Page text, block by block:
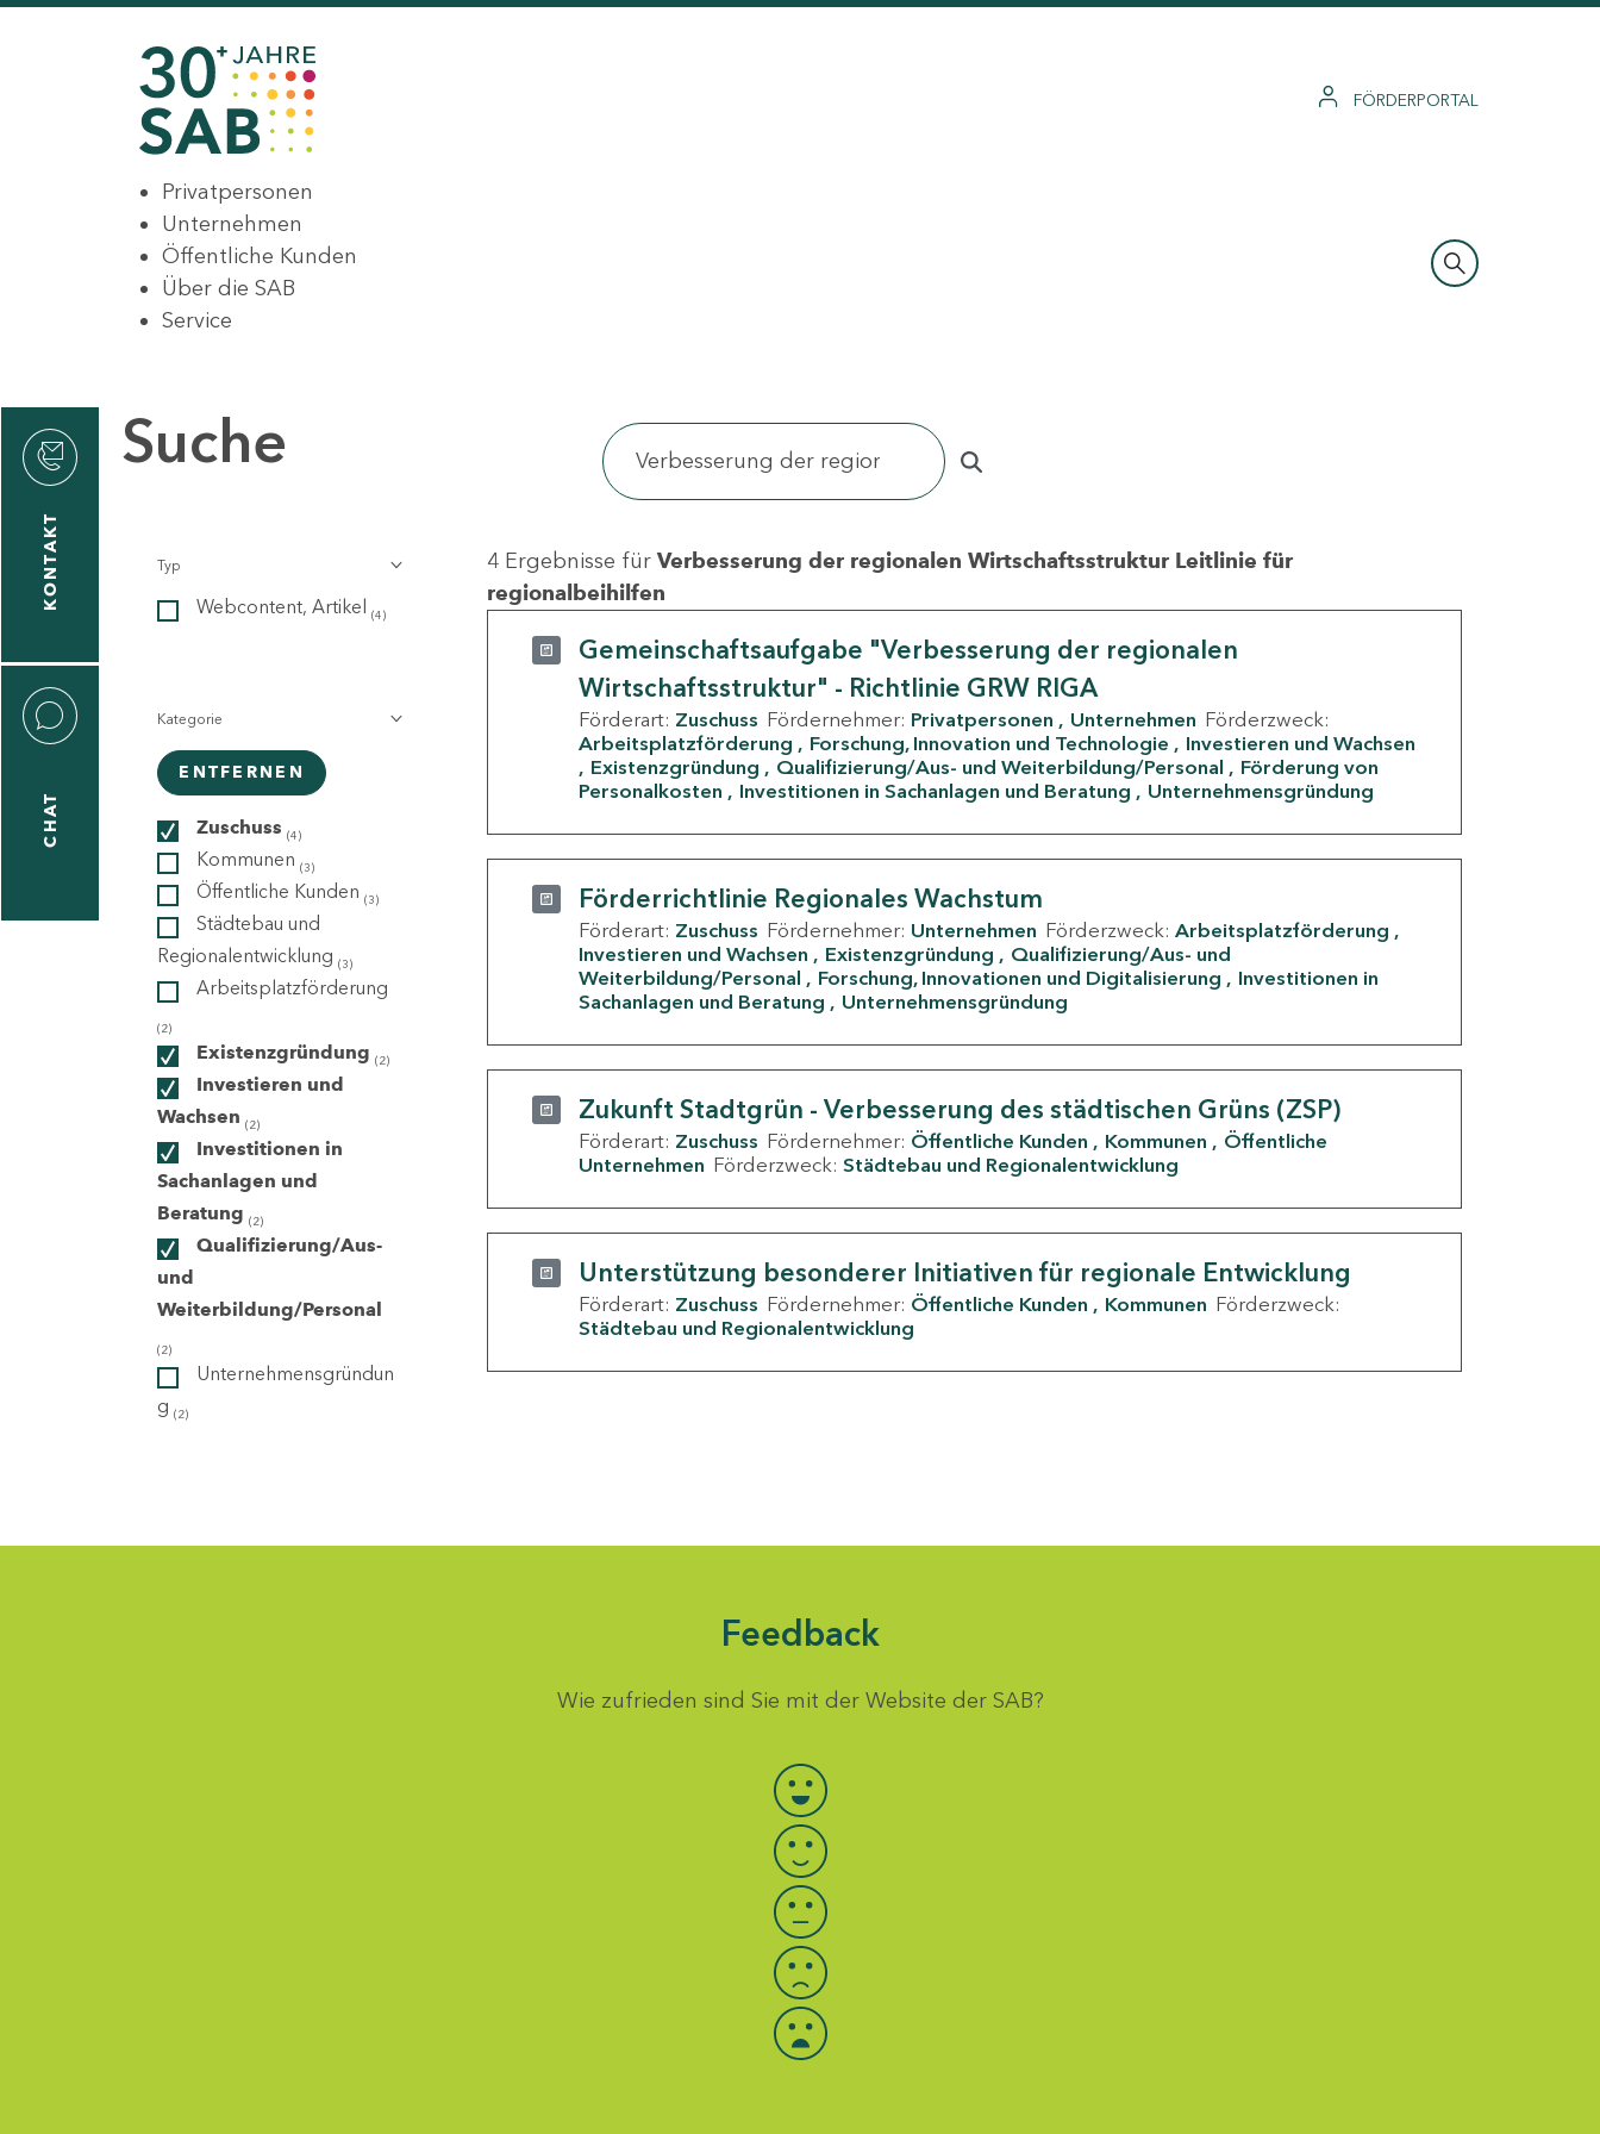
FÖRDERPORTAL
Privatpersonen
Unternehmen
Öffentliche Kunden
Über die SAB
Service
KONTAKT
CHAT
Suche
Typ
Webcontent, Artikel (4)
Kategorie
ENTFERNEN
Zuschuss (4)
Kommunen (3)
Öffentliche Kunden (3)
Städtebau und
Regionalentwicklung (3)
Arbeitsplatzförderung
(2)
Existenzgründung (2)
Investieren und
Wachsen (2)
Investitionen in
Sachanlagen und
Beratung (2)
Qualifizierung/Aus-
und
Weiterbildung/Personal
(2)
Unternehmensgründun
g (2)
4 Ergebnisse für Verbesserung der regionalen Wirtschaftsstruktur Leitlinie für
regionalbeihilfen
Gemeinschaftsaufgabe "Verbesserung der regionalen
Wirtschaftsstruktur" - Richtlinie GRW RIGA
Förderart: Zuschuss Fördernehmer: Privatpersonen Unternehmen Förderzweck:
Arbeitsplatzförderung
Forschung, Innovation und Technologie
Investieren und Wachsen
Existenzgründung
Qualifizierung/Aus- und Weiterbildung/Personal
Förderung von
Personalkosten
Investitionen in Sachanlagen und Beratung Unternehmensgründung
Förderrichtlinie Regionales Wachstum
Förderart: Zuschuss Fördernehmer: Unternehmen Förderzweck: Arbeitsplatzförderung
Investieren und Wachsen
Existenzgründung
Qualifizierung/Aus- und
Weiterbildung/Personal
Forschung, Innovationen und Digitalisierung
Investitionen in
Sachanlagen und Beratung
Unternehmensgründung
Zukunft Stadtgrün - Verbesserung des städtischen Grüns (ZSP)
Förderart: Zuschuss Fördernehmer: Öffentliche Kunden Kommunen
Öffentliche
Unternehmen Förderzweck: Städtebau und Regionalentwicklung
Unterstützung besonderer Initiativen für regionale Entwicklung
Förderart: Zuschuss Fördernehmer: Öffentliche Kunden Kommunen Förderzweck:
Städtebau und Regionalentwicklung
Feedback
Wie zufrieden sind Sie mit der Website der SAB?
Bewertung auswählen